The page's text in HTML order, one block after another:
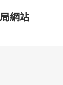
網站